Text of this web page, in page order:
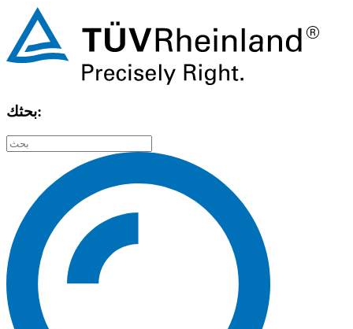
بحثك: